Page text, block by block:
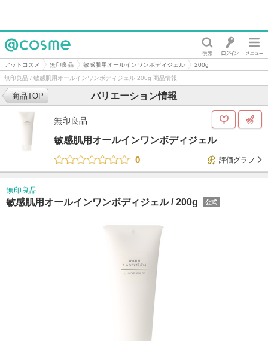
@cosme
アットコスメ 無印良品 敏感肌用オールインワンボディジェル
200g
無印良品 / 敏感肌用オールインワンボディジェル 200g 商品情報
バリエーション情報
商品TOP
無印良品
敏感肌用オールインワンボディジェル
0
評価グラフ
無印良品
敏感肌用オールインワンボディジェル /200g 公式